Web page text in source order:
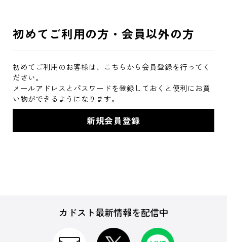
初めてご利用の方・会員以外の方
初めてご利用のお客様は、こちらから会員登録を行ってく
ださい。
メールアドレスとパスワードを登録しておくと便利にお買
い物ができるようになります。
カドスト最新情報を配信中